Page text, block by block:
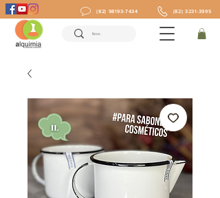
(82) 98193-7434 (82) 3231-3995